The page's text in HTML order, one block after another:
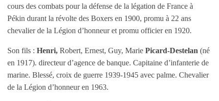
cours des combats pour la défense de la légation de France à
Pékin durant la révolte des Boxers en 1900, promu à 22 ans
chevalier de la Légion d’honneur et promu officier en 1920.
Son fils : Henri, Robert, Ernest, Guy, Marie Picard-Destelan (né
en 1917). directeur d’agence de banque. Capitaine d’infanterie de
marine. Blessé, croix de guerre 1939-1945 avec palme. Chevalier
de la Légion d’honneur en 1963.